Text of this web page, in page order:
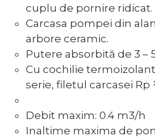
cuplu de pornire ridicat.
Carcasa pompei din
arbore ceramic.
Putere absorbită de 3 –
Cu cochilie
serie, filetul carcasei Rp
Debit maxim: 0.4 m3/h
Inaltime maxima de